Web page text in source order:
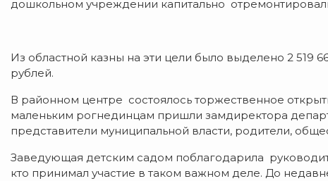
дошкольном учреждении капитально
Из областной казны на эти цели было выделено 2 519
рублей.
В районном центре состоялось торжественное
маленьким рогнединцам пришли замдиректора
представители муниципальной власти, родители,
Заведующая детским садом поблагодарила
кто принимал участие в таком важном деле. До